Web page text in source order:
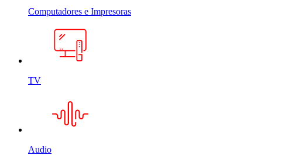
Computadores e Impresoras
TV
Audio